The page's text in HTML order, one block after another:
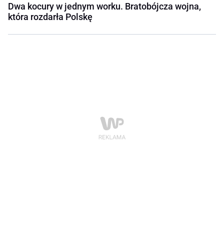
Dwa kocury w jednym worku. Bratobójcza wojna,
która rozdarła Polskę